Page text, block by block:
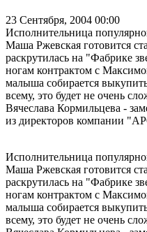
23 Сентября, 2004 00:00
Исполнительница
Маша Ржевская готовится
раскрутилась на "Фабрике
ногам контрактом с
малыша собирается
всему, это будет не очень
Вячеслава Кормильцева -
из директоров компании
Исполнительница
Маша Ржевская готовится
раскрутилась на "Фабрике
ногам контрактом с
малыша собирается
всему, это будет не очень